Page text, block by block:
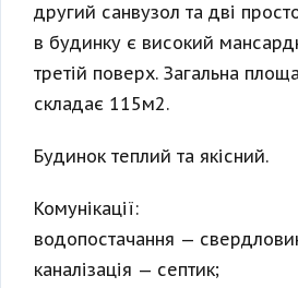
другий санвузол та дві
в будинку є високий
третій поверх. Загальна
складає 115м2.
Будинок теплий та якісний.
Комунікації:
водопостачання —
каналізація — септик;